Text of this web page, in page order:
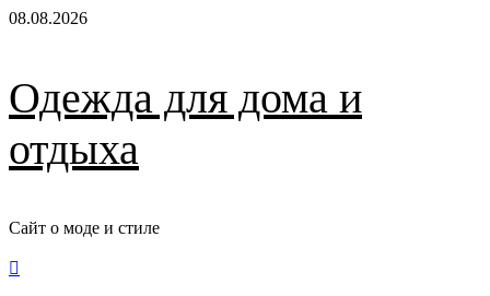
Перейти
08.08.2026
Одежда для дома и
отдыха
Сайт о моде и стиле